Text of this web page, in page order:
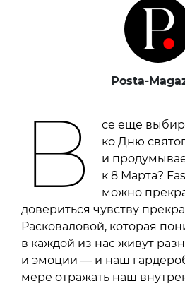
Posta-
В
се еще
ко Дню
и
к 8 Марта?
можно
довериться чувству
Расковаловой, которая
в каждой из нас живут
и эмоции — и наш
мере отражать наш